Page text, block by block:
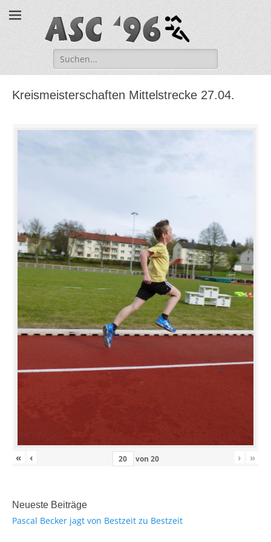
ASC '96 e.V.
Suche
nach:
Kreismeisterschaften Mittelstrecke 27.04.
« ‹ von 20 › »
Neueste Beiträge
Pascal Becker jagt von Bestzeit zu Bestzeit